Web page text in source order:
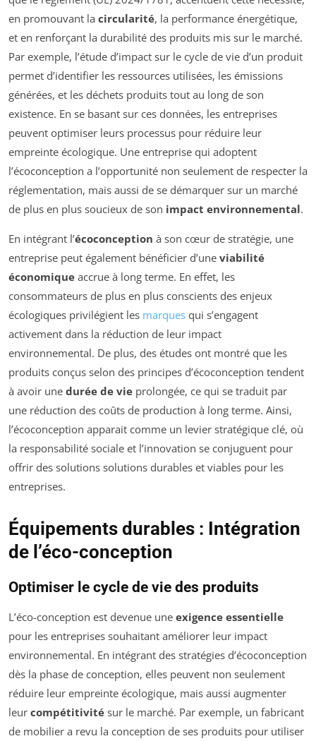
en promouvant la circularité, la performance énergétique,
et en renforçant la durabilité des produits mis sur le marché.
Par exemple, l’étude d’impact sur le cycle de vie d’un produit
permet d’identifier les ressources utilisées, les émissions
générées, et les déchets produits tout au long de son
existence. En se basant sur ces données, les entreprises
peuvent optimiser leurs processus pour réduire leur
empreinte écologique. Une entreprise qui adoptent
l’écoconception a l’opportunité non seulement de respecter la
réglementation, mais aussi de se démarquer sur un marché
de plus en plus soucieux de son impact environnemental.
En intégrant l’écoconception à son cœur de stratégie, une
entreprise peut également bénéficier d’une viabilité
économique accrue à long terme. En effet, les
consommateurs de plus en plus conscients des enjeux
écologiques privilégient les marques qui s’engagent
activement dans la réduction de leur impact
environnemental. De plus, des études ont montré que les
produits conçus selon des principes d’écoconception tendent
à avoir une durée de vie prolongée, ce qui se traduit par
une réduction des coûts de production à long terme. Ainsi,
l’écoconception apparait comme un levier stratégique clé, où
la responsabilité sociale et l’innovation se conjuguent pour
offrir des solutions solutions durables et viables pour les
entreprises.
Équipements durables : Intégration
de l’éco-conception
Optimiser le cycle de vie des produits
L’éco-conception est devenue une exigence essentielle
pour les entreprises souhaitant améliorer leur impact
environnemental. En intégrant des stratégies d’écoconception
dès la phase de conception, elles peuvent non seulement
réduire leur empreinte écologique, mais aussi augmenter
leur compétitivité sur le marché. Par exemple, un fabricant
de mobilier a revu la conception de ses produits pour utiliser